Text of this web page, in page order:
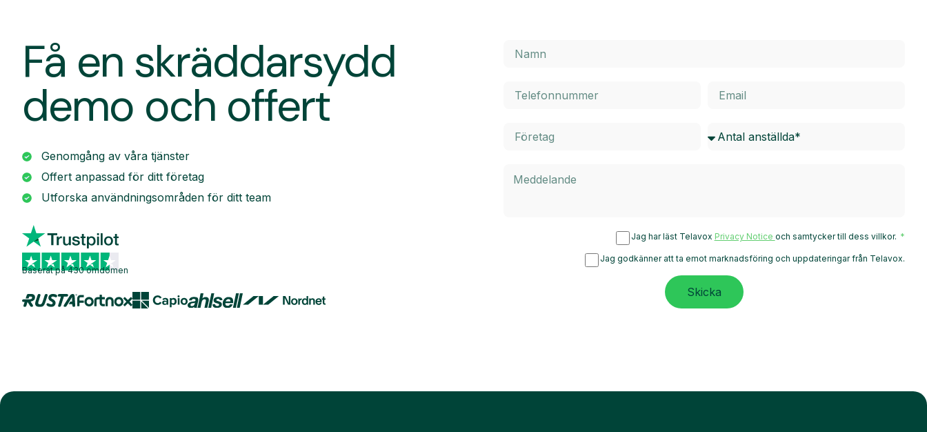
Få en skräddarsydd
demo och offert
Genomgång av våra tjänster
Offert anpassad för ditt företag
Utforska användningsområden för ditt team
Baserat på 430 omdömen
Jag har läst Telavox Privacy Notice och samtycker till dess villkor.
Jag godkänner att ta emot marknadsföring och uppdateringar från Telavox.
Skicka